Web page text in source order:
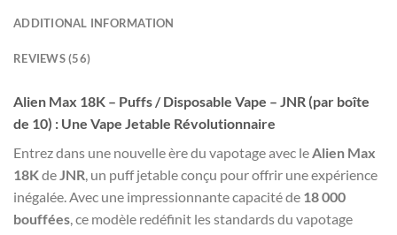
ADDITIONAL INFORMATION
REVIEWS (56)
Alien Max 18K – Puffs / Disposable Vape – JNR (par boîte
de 10) : Une Vape Jetable Révolutionnaire
Entrez dans une nouvelle ère du vapotage avec leAlien Max
18KdeJNR, un puff jetable conçu pour offrir une expérience
inégalée. Avec une impressionnante capacité de 18 000
bouffées, ce modèle redéfinit les standards du vapotage